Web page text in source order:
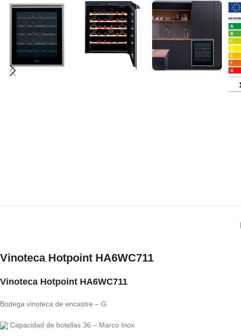
Vinoteca Hotpoint HA6WC711
Vinoteca Hotpoint HA6WC711
Bodega vinoteca de encastre – G
Capacidad de botellas 36 – Marco Inox